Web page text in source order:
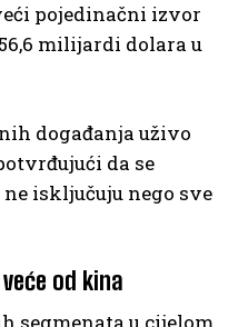
pojedinačni izvor
milijardi dolara u
događanja uživo
da se
isključuju nego sve
od kina